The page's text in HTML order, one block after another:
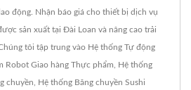
động. Nhận báo giá cho thiết bị dịch vụ
sản xuất tại Đài Loan và nâng cao trải
tôi tập trung vào Hệ thống Tự động
Robot Giao hàng Thực phẩm, Hệ thống
chuyền, Hệ thống Băng chuyền Sushi